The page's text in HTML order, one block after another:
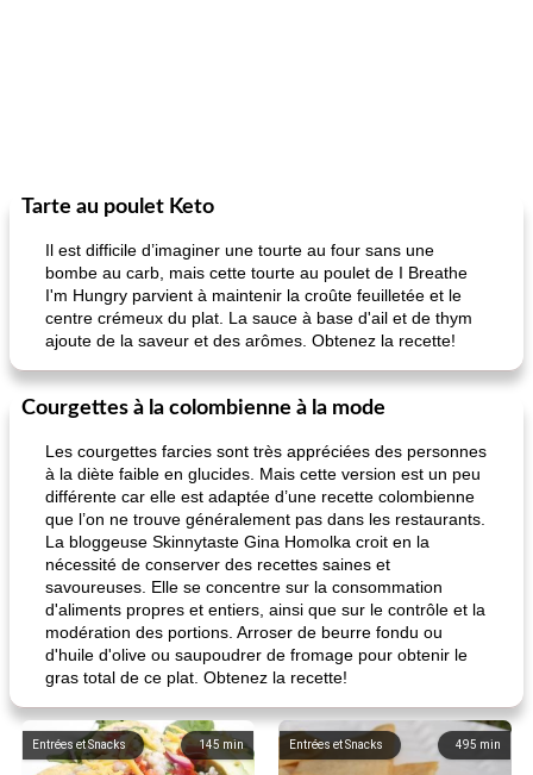
Tarte au poulet Keto
Il est difficile d’imaginer une tourte au four sans une
bombe au carb, mais cette tourte au poulet de I Breathe
I'm Hungry parvient à maintenir la croûte feuilletée et le
centre crémeux du plat. La sauce à base d'ail et de thym
ajoute de la saveur et des arômes. Obtenez la recette!
Courgettes à la colombienne à la mode
Les courgettes farcies sont très appréciées des personnes
à la diète faible en glucides. Mais cette version est un peu
différente car elle est adaptée d’une recette colombienne
que l’on ne trouve généralement pas dans les restaurants.
La bloggeuse Skinnytaste Gina Homolka croit en la
nécessité de conserver des recettes saines et
savoureuses. Elle se concentre sur la consommation
d'aliments propres et entiers, ainsi que sur le contrôle et la
modération des portions. Arroser de beurre fondu ou
d'huile d'olive ou saupoudrer de fromage pour obtenir le
gras total de ce plat. Obtenez la recette!
145 min
Entrées et Snacks 495 min
Entrées et Snacks